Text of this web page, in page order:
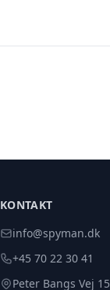
KONTAKT
info@spyman.dk
+45 70 22 30 41
Peter Bangs Vej